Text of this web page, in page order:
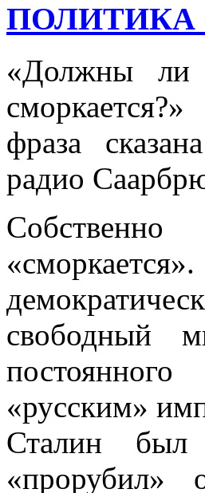
ПОЛИТИКА
«Должны ли
фраза
радио
свободный
«русским»
Сталин был